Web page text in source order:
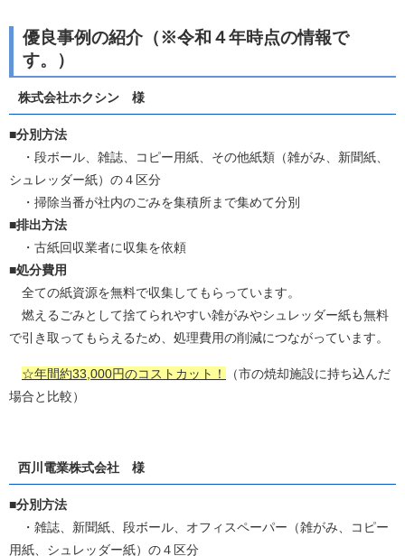
優良事例の紹介（※令和４年時点の情報で
す。）
株式会社ホクシン 様
■分別方法
・段ボール、雑誌、コピー用紙、その他紙類（雑がみ、新聞紙、
シュレッダー紙）の４区分
・掃除当番が社内のごみを集積所まで集めて分別
■排出方法
・古紙回収業者に収集を依頼
■処分費用
全ての紙資源を無料で収集してもらっています。
燃えるごみとして捨てられやすい雑がみやシュレッダー紙も無料
で引き取ってもらえるため、処理費用の削減につながっています。
☆年間約33,000円のコストカット！
（市の焼却施設に持ち込んだ
場合と比較）
西川電業株式会社 様
■分別方法
・雑誌、新聞紙、段ボール、オフィスペーパー（雑がみ、コピー
用紙、シュレッダー紙）の４区分